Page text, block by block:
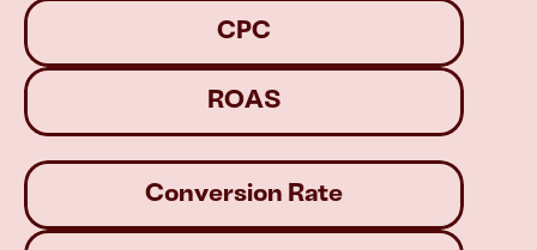
CPC
ROAS
Conversion Rate